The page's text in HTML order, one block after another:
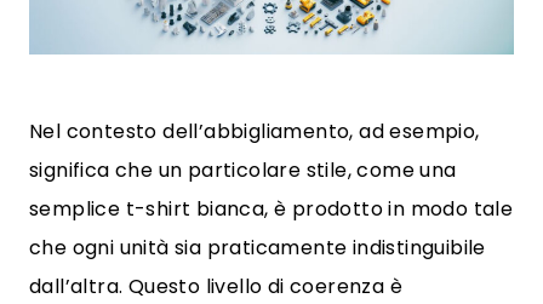
Nel contesto dell’abbigliamento, ad esempio,
significa che un particolare stile, come una
semplice t-shirt bianca, è prodotto in modo tale
che ogni unità sia praticamente indistinguibile
dall’altra. Questo livello di coerenza è